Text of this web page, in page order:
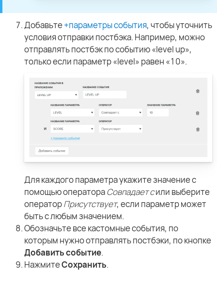
Добавьте+параметры события, чтобы уточнить
условия отправки постбэка. Например, можно
отправлять постбэк по событию «level up»,
только если параметр «level» равен «10».
Для каждого параметра укажите значение с
помощью оператораСовпадает сили выберите
операторПрисутствует, если параметр может
быть с любым значением.
Обозначьте все кастомные события, по
которым нужно отправлять постбэки, по кнопке
Добавить событие.
НажмитеСохранить.